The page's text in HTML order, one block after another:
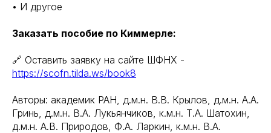
• И другое
Заказать пособие по Киммерле:
🔗 Оставить заявку на сайте ШФНХ -
https://scofn.tilda.ws/book8
Авторы: академик РАН, д.м.н. В.В. Крылов, д.м.н. А.А.
Гринь, д.м.н. В.А. Лукьянчиков, к.м.н. Т.А. Шатохин,
д.м.н. А.В. Природов, Ф.А. Ларкин, к.м.н. В.А.